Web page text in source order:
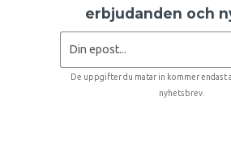
erbjudanden och
De uppgifter du matar in kommer endast
nyhetsbrev.